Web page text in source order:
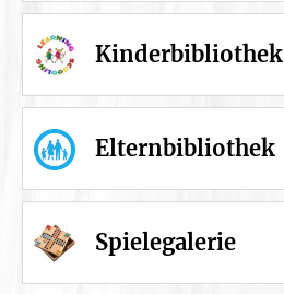
Kinderbibliothek
Elternbibliothek
Spielegalerie